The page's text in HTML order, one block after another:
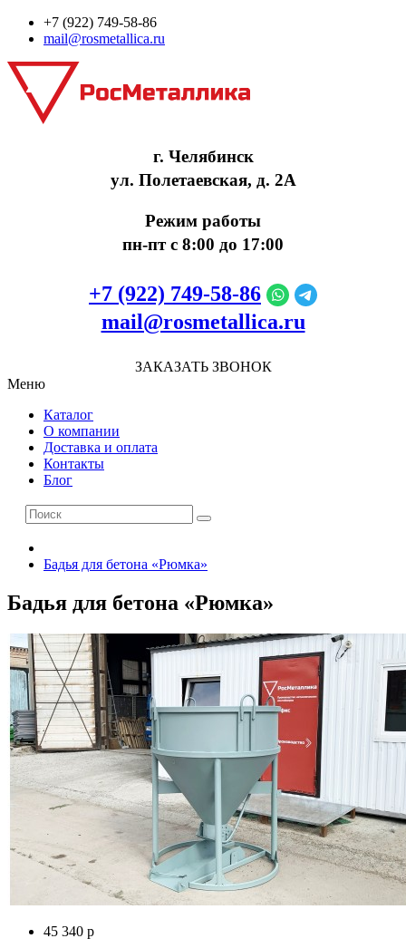
+7 (922) 749‑58‑86
mail@rosmetallica.ru
г. Челябинск
ул. Полетаевская, д. 2А
Режим работы
пн-пт с 8:00 до 17:00
+7 (922) 749‑58‑86
mail@rosmetallica.ru
ЗАКАЗАТЬ ЗВОНОК
Меню
Каталог
О компании
Доставка и оплата
Контакты
Блог
Бадья для бетона «Рюмка»
Бадья для бетона «Рюмка»
45 340 р